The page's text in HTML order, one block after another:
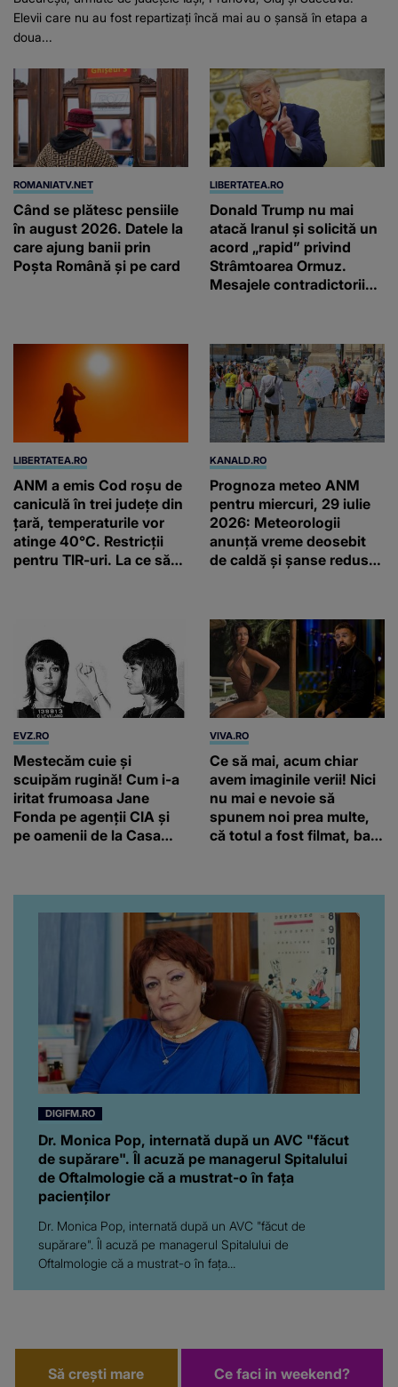
Elevii care nu au fost repartizați încă mai au o șansă în etapa a
doua...
ROMANIATV.NET
Când se plătesc pensiile
în august 2026. Datele la
care ajung banii prin
Poșta Română și pe card
LIBERTATEA.RO
Donald Trump nu mai
atacă Iranul și solicită un
acord „rapid” privind
Strâmtoarea Ormuz.
Mesajele contradictorii
LIBERTATEA.RO
ANM a emis Cod roșu de
caniculă în trei județe din
țară, temperaturile vor
atinge 40°C. Restricții
pentru TIR-uri. La ce să
KANALD.RO
Prognoza meteo ANM
pentru miercuri, 29 iulie
2026: Meteorologii
anunță vreme deosebit
de caldă și șanse reduse
EVZ.RO
Mestecăm cuie și
scuipăm rugină! Cum i-a
iritat frumoasa Jane
Fonda pe agenții CIA și
pe oamenii de la Casa
VIVA.RO
Ce să mai, acum chiar
avem imaginile verii! Nici
nu mai e nevoie să
spunem noi prea multe,
că totul a fost filmat, ba
da, frumoasa iubită a lui
Florin Ristei e...
DIGIFM.RO
Dr. Monica Pop, internată după un AVC "făcut
de supărare". Îl acuză pe managerul Spitalului
de Oftalmologie că a mustrat-o în fața
pacienților
Dr. Monica Pop, internată după un AVC "făcut de
supărare". Îl acuză pe managerul Spitalului de
Oftalmologie că a mustrat-o în fața...
Să crești mare Ce faci in weekend?